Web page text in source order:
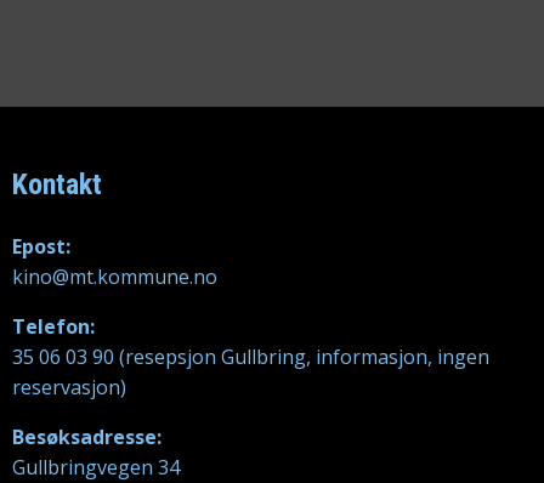
Kontakt
Epost:
kino@mt.kommune.no
Telefon:
35 06 03 90 (resepsjon Gullbring, informasjon, ingen
reservasjon)
Besøksadresse:
Gullbringvegen 34